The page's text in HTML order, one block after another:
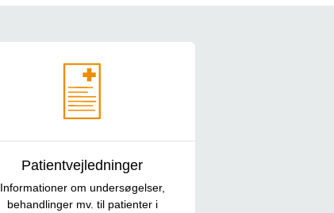
Patientvejledninger
Informationer om undersøgelser,
behandlinger mv. til patienter i